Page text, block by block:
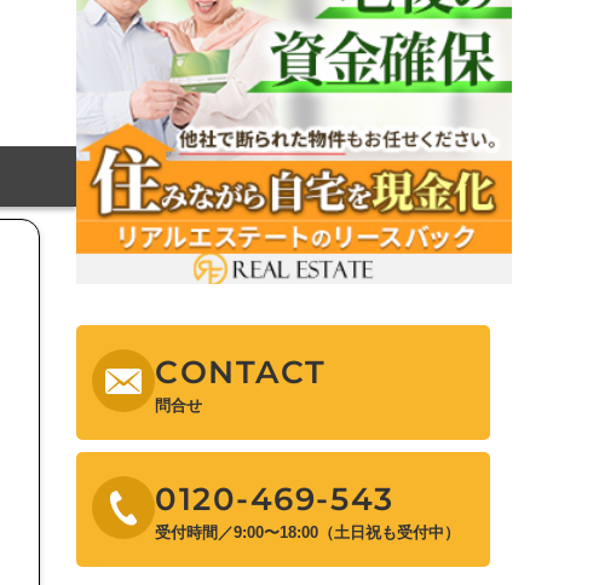
CONTACT
問合せ
0120-469-543
受付時間／9:00〜18:00（土日祝も受付中）